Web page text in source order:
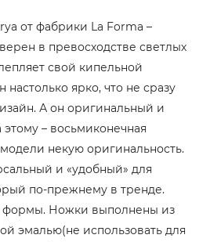
от фабрики La Forma –
в превосходстве светлых
свой кипельной
настолько ярко, что не сразу
А он оригинальный и
– восьмиконечная
некую оригинальность.
и «удобный» для
по-прежнему в тренде.
формы. Ножки выполнены из
эмалью(не использовать для